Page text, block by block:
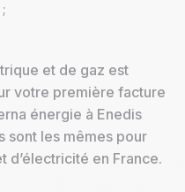
et de gaz est
votre première facture
énergie à Enedis
sont les mêmes pour
d’électricité en France.